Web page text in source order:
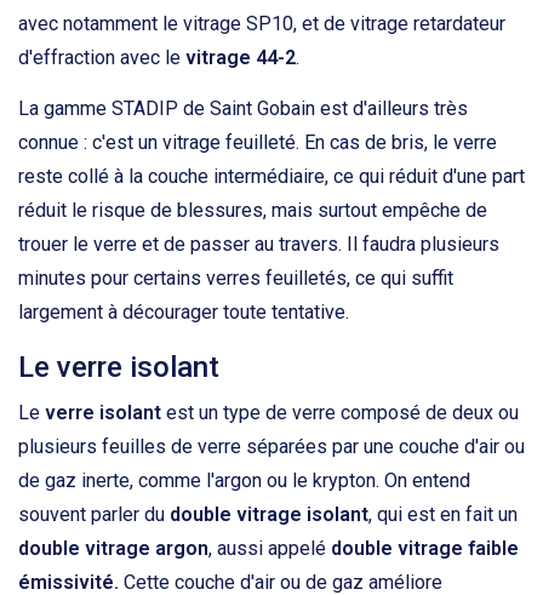
avec notamment le vitrage SP10, et de vitrage retardateur
d'effraction avec le vitrage 44-2.
La gamme STADIP de Saint Gobain est d'ailleurs très
connue : c'est un vitrage feuilleté. En cas de bris, le verre
reste collé à la couche intermédiaire, ce qui réduit d'une part
réduit le risque de blessures, mais surtout empêche de
trouer le verre et de passer au travers. Il faudra plusieurs
minutes pour certains verres feuilletés, ce qui suffit
largement à décourager toute tentative.
Le verre isolant
Le verre isolant est un type de verre composé de deux ou
plusieurs feuilles de verre séparées par une couche d'air ou
de gaz inerte, comme l'argon ou le krypton. On entend
souvent parler du double vitrage isolant, qui est en fait un
double vitrage argon, aussi appelé double vitrage faible
émissivité. Cette couche d'air ou de gaz améliore